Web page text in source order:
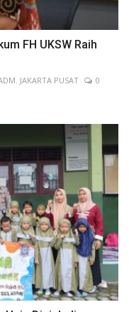
FH UKSW Raih
JAKARTA PUSAT
0